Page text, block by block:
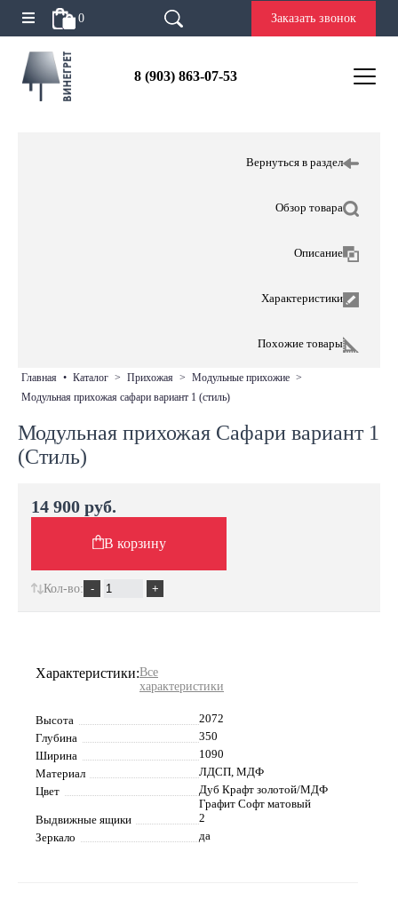
0 Заказать звонок
8 (903) 863-07-53
Вернуться в раздел
Обзор товара
Описание
Характеристики
Похожие товары
главная • каталог > прихожая > модульные прихожие >
модульная прихожая сафари вариант 1 (стиль)
Модульная прихожая Сафари вариант 1
(Стиль)
Характеристики:Все
характеристики
Высота
2072
Глубина
350
Ширина
1090
Материал
ЛДСП, МДФ
Цвет
Дуб Крафт золотой/МДФ
Графит Софт матовый
Выдвижные ящики
2
Зеркало
да
14 900 руб.
В корзину
Кол-во: